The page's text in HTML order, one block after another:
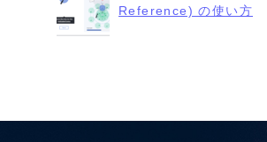
Reference) の使い方